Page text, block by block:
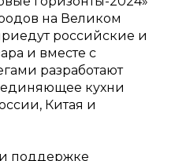
на Великом
российские и
и вместе с
разработают
кухни
Китая и
поддержке